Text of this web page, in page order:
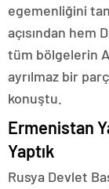
egemenliğini
açısından hem
tüm bölgelerin
ayrılmaz bir
konuştu.
Ermenistan
Yaptık
Rusya Devlet